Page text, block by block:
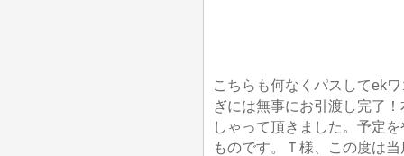
こちらも何なくパスしてek
ぎには無事にお引渡し完了
しゃって頂きました。予定
ものです。Ｔ様、この度は